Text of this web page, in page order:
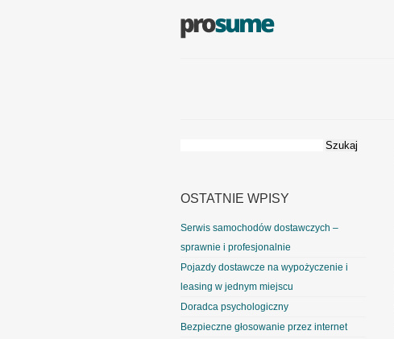
OSTATNIE WPISY
Serwis samochodów dostawczych –
sprawnie i profesjonalnie
Pojazdy dostawcze na wypożyczenie i
leasing w jednym miejscu
Doradca psychologiczny
Bezpieczne głosowanie przez internet